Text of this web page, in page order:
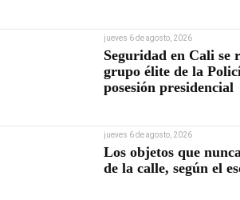
jueves 6 de agosto, 2026
Seguridad en Cali se
grupo élite de la
posesión presidencial
jueves 6 de agosto, 2026
Los objetos que
de la calle, según el